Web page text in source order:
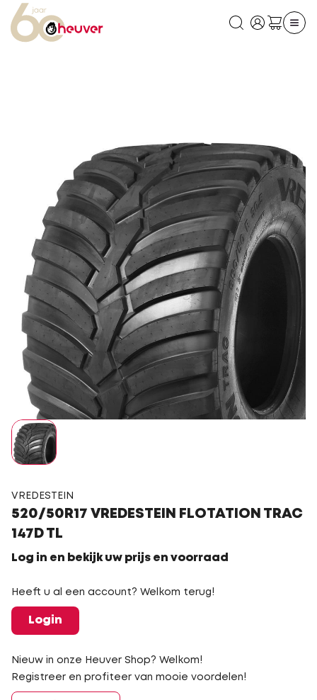
VREDESTEIN
520/50R17 VREDESTEIN FLOTATION TRAC
147D TL
Log in en bekijk uw prijs en voorraad
Heeft u al een account? Welkom terug!
Login
Nieuw in onze Heuver Shop? Welkom!
Registreer en profiteer van mooie voordelen!